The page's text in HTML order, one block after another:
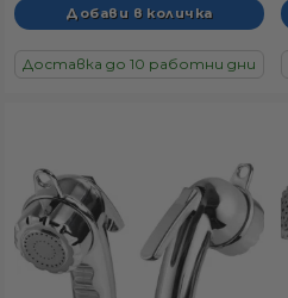
Доставка до 10 работни дни